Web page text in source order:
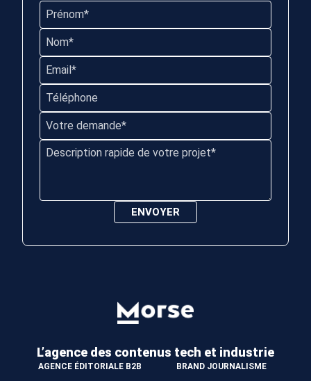
L’agence des contenus tech et industrie
AGENCE ÉDITORIALE B2B BRAND JOURNALISME